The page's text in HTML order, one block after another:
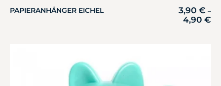
PAPIERANHÄNGER EICHEL 3,90 € –
4,90 €